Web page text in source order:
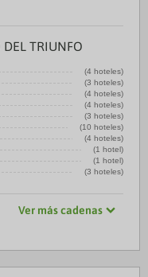
DEL TRIUNFO
(4 hoteles)
(3 hoteles)
(4 hoteles)
(4 hoteles)
(3 hoteles)
(10 hoteles)
(4 hoteles)
(1 hotel)
(1 hotel)
(3 hoteles)
Ver más cadenas